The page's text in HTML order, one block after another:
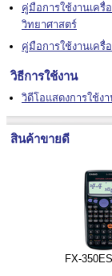
คู่มือการใช้งานเครื่
วิทยาศาสตร์
คู่มือการใช้งานเครื่
วิธีการใช้งาน
วิดีโอแสดงการใช้ง
สินค้าขายดี
FX-